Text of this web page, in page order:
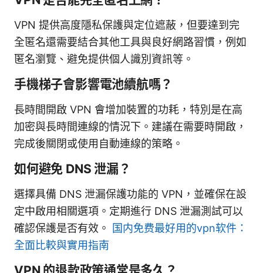
VPN 提供高度隱私保護與定位遮蔽，但要達到完
全匿名還需要結合其他工具與良好網路習慣，例如
匿名瀏覽、避免提供個人識別資訊等。
手機梯子會影響電池續航嗎？
長時間開啟 VPN 會增加裝置的功耗，特別是在高
加密與長時間連線的情況下。建議在需要時開啟，
完成後關閉或使用自動連線的策略。
如何避免 DNS 泄漏？
選擇具備 DNS 泄漏保護功能的 VPN，並確保在設
定中啟用相關選項。定期進行 DNS 泄漏測試可以
確認保護是否有效。
国内免费最好用的vpn软件：
全面比較與實用指南
VPN 的退款政策通常是多久？